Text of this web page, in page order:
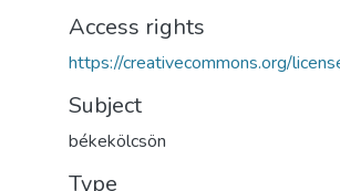
Access rights
https://creativecommons.org/
Subject
békekölcsön
Type